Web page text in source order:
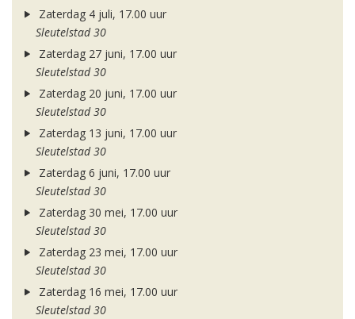
Zaterdag 4 juli, 17.00 uur
Sleutelstad 30
Zaterdag 27 juni, 17.00 uur
Sleutelstad 30
Zaterdag 20 juni, 17.00 uur
Sleutelstad 30
Zaterdag 13 juni, 17.00 uur
Sleutelstad 30
Zaterdag 6 juni, 17.00 uur
Sleutelstad 30
Zaterdag 30 mei, 17.00 uur
Sleutelstad 30
Zaterdag 23 mei, 17.00 uur
Sleutelstad 30
Zaterdag 16 mei, 17.00 uur
Sleutelstad 30